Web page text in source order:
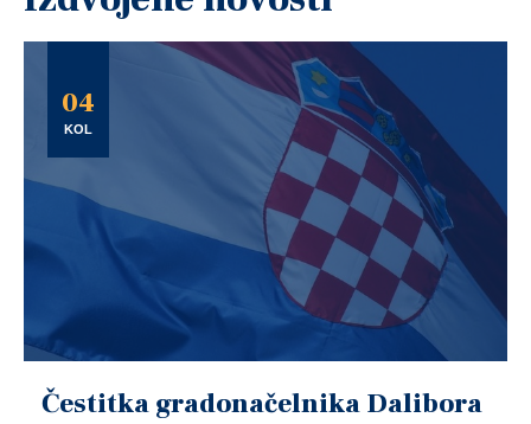
04
KOL
Čestitka gradonačelnika Dalibora